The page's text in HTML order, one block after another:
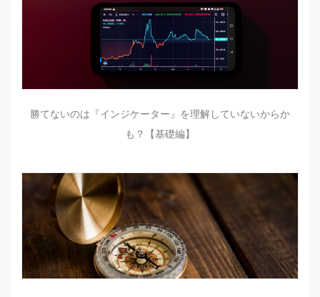
勝てないのは『インジケーター』を理解していないからか
も？【基礎編】